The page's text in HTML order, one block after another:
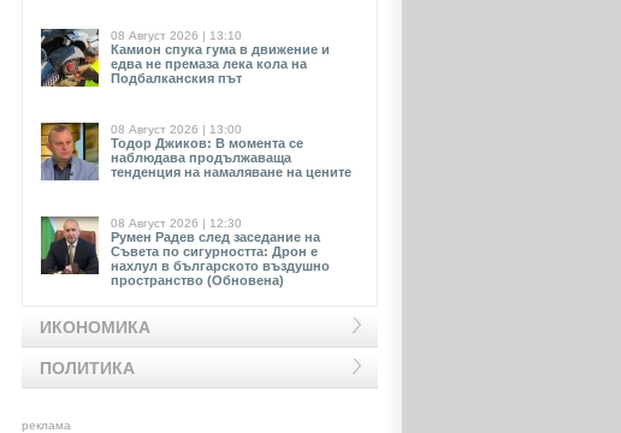
08 Август 2026 | 13:10
Камион спука гума в движение и
едва не премаза лека кола на
Подбалканския път
08 Август 2026 | 13:00
Тодор Джиков: В момента се
наблюдава продължаваща
тенденция на намаляване на цените
08 Август 2026 | 12:30
Румен Радев след заседание на
Съвета по сигурността: Дрон е
нахлул в българското въздушно
пространство (Обновена)
ИКОНОМИКА
ПОЛИТИКА
реклама